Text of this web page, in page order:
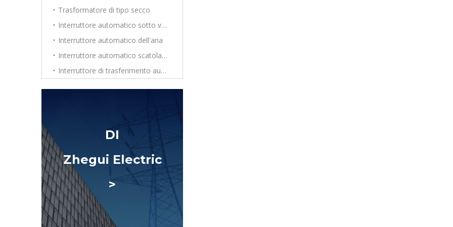
Trasformatore di tipo secco
Interruttore automatico sotto vuoto
Interruttore automatico dell'aria
Interruttore automatico scatolato
Interruttore di trasferimento automatico
DI
Zhegui Electric
>